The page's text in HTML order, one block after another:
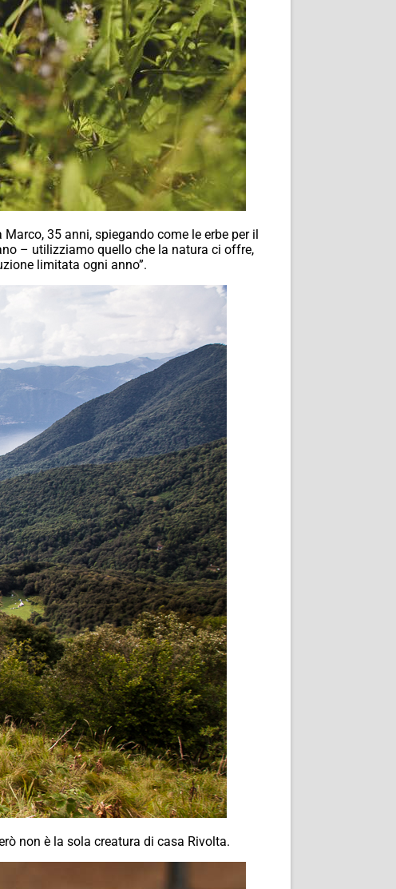
35 anni, spiegando come le erbe per il
– utilizziamo quello che la natura ci offre,
limitata ogni anno”.
non è la sola creatura di casa Rivolta.